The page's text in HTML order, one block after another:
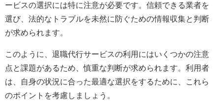
ービスの選択には特に注意が必要です。信頼できる業者を
選び、法的なトラブルを未然に防ぐための情報収集と判断
が求められます。
このように、退職代行サービスの利用にはいくつかの注意
点と課題があるため、慎重な判断が求められます。利用者
は、自身の状況に合った最適な選択をするために、これら
のポイントを考慮しましょう。